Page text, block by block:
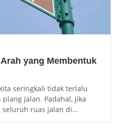
yang Membentuk
seringkali tidak terlalu
jalan. Padahal, jika
seluruh ruas jalan di...